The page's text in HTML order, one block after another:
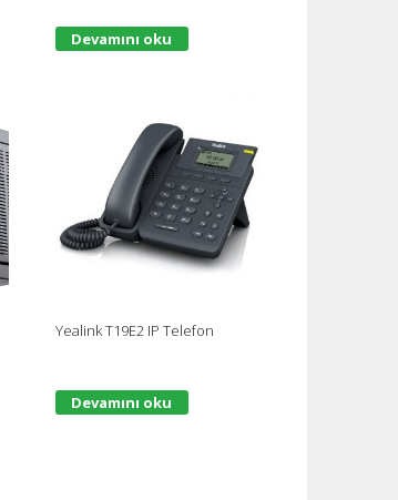
Devamını oku
Yealink T19E2 IP Telefon
Devamını oku